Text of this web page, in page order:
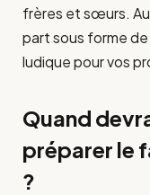
frères et sœurs.
part sous forme
ludique pour vos
Quand
préparer le
?